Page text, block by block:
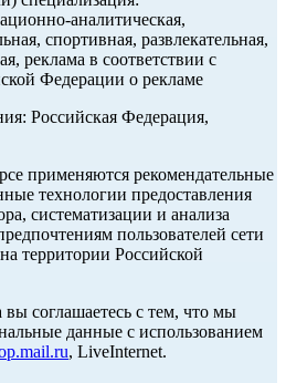
аналитическая,
спортивная, развлекательная,
реклама в соответствии с
Федерации о рекламе
Российская Федерация,
применяются рекомендательные
технологии предоставления
систематизации и анализа
пользователей сети
территории Российской
соглашаетесь с тем, что мы
данные с использованием
, LiveInternet.